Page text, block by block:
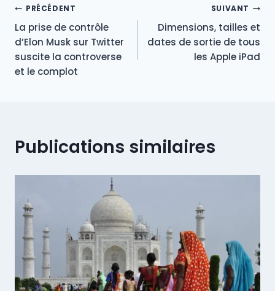
Navigation
de
l’article
PRÉCÉDENT
La prise de contrôle
d’Elon Musk sur Twitter
suscite la controverse
et le complot
SUIVANT
Dimensions, tailles et
dates de sortie de tous
les Apple iPad
Publications similaires